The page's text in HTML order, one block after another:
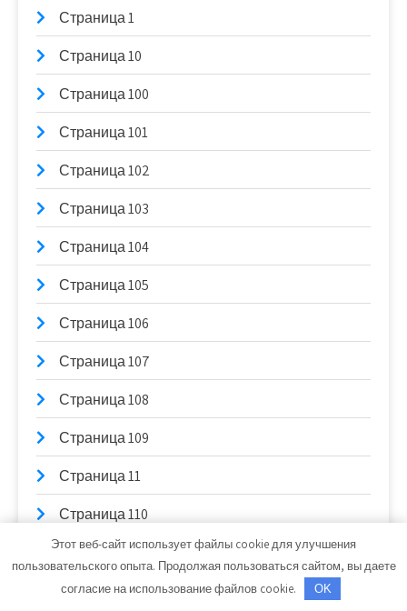
Страница 1
Страница 10
Страница 100
Страница 101
Страница 102
Страница 103
Страница 104
Страница 105
Страница 106
Страница 107
Страница 108
Страница 109
Страница 11
Страница 110
Страница 111
Страница 112
Этот веб-сайт использует файлы cookie для улучшения
пользовательского опыта. Продолжая пользоваться сайтом, вы даете
согласие на использование файлов cookie.
OK